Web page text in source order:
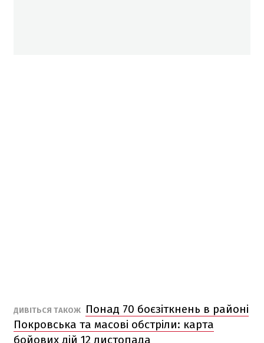
ДИВІТЬСЯ ТАКОЖ
Понад 70 боєзіткнень в районі
Покровська та масові обстріли: карта
бойових дій 12 листопада